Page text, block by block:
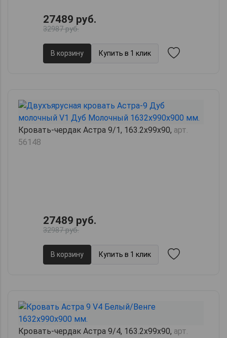
27489 руб.
32987 руб.
В корзину Купить в 1 клик
Кровать-чердак Астра 9/1, 163.2х99х90, арт.
56148
27489 руб.
32987 руб.
В корзину Купить в 1 клик
Кровать-чердак Астра 9/4, 163.2х99х90, арт.